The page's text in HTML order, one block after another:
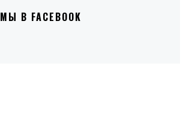
МЫ В FACEBOOK